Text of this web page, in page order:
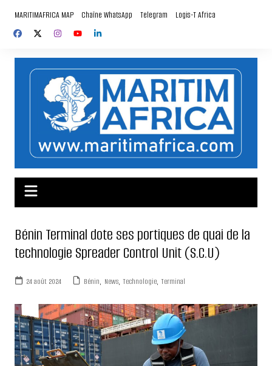
contenu
MARITIMAFRICA MAP Chaîne WhatsApp Telegram Logis-T Africa
Bénin Terminal dote ses portiques de quai de la
technologie Spreader Control Unit (S.C.U)
24 août 2024 Bénin, News, Technologie, Terminal